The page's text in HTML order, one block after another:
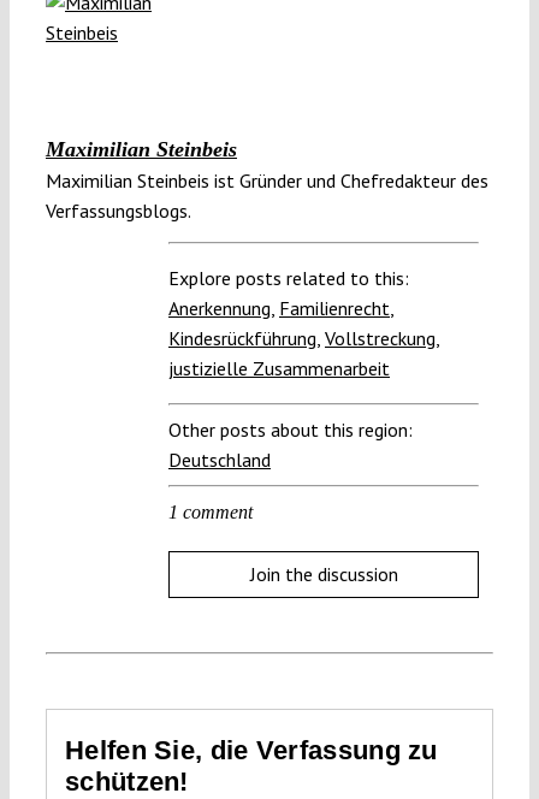
Maximilian Steinbeis
Maximilian Steinbeis ist Gründer und Chefredakteur des
Verfassungsblogs.
Explore posts related to this:
Anerkennung Familienrecht
Kindesrückführung Vollstreckung
justizielle Zusammenarbeit
Other posts about this region:
Deutschland
1 comment
Join the discussion
Helfen Sie, die Verfassung zu
schützen!